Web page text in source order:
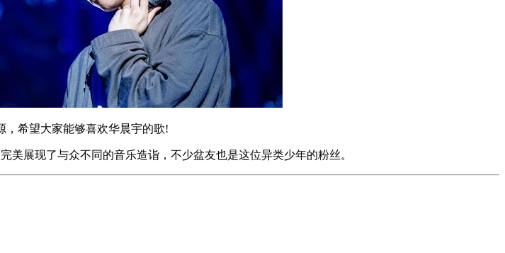
，希望大家能够喜欢华晨宇的歌!
展现了与众不同的音乐造诣，不少盆友也是这位异类少年的粉丝。